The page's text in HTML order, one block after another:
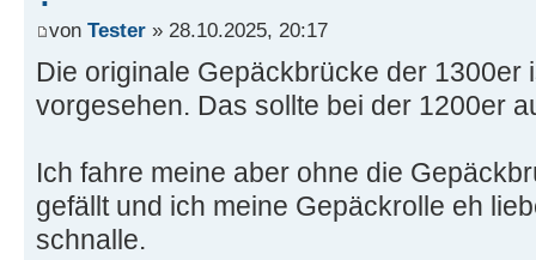
von Tester » 28.10.2025, 20:17
Die originale Gepäckbrücke der 1300er
vorgesehen. Das sollte bei der 1200er
Ich fahre meine aber ohne die
gefällt und ich meine Gepäckrolle eh
schnalle.